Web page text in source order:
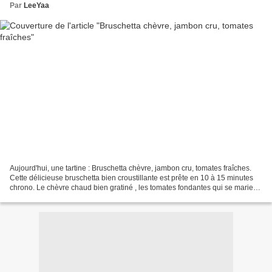
Par LeeYaa
Aujourd'hui, une tartine : Bruschetta chèvre, jambon cru, tomates fraîches.
Cette délicieuse bruschetta bien croustillante est prête en 10 à 15 minutes
chrono. Le chèvre chaud bien gratiné , les tomates fondantes qui se marient